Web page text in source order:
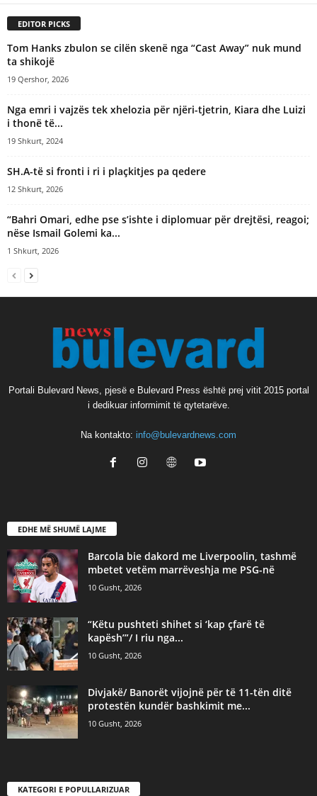
EDITOR PICKS
Tom Hanks zbulon se cilën skenë nga “Cast Away” nuk mund
ta shikojë
19 Qershor, 2026
Nga emri i vajzës tek xhelozia për njëri-tjetrin, Kiara dhe Luizi
i thonë të...
19 Shkurt, 2024
SH.A-të si fronti i ri i plaçkitjes pa qedere
12 Shkurt, 2026
“Bahri Omari, edhe pse s’ishte i diplomuar për drejtësi, reagoi;
nëse Ismail Golemi ka...
1 Shkurt, 2026
Portali Bulevard News, pjesë e Bulevard Press është prej vitit 2015 portal
i dedikuar informimit të qytetarëve.
Na kontakto: info@bulevardnews.com
EDHE MË SHUMË LAJME
Barcola bie dakord me Liverpoolin, tashmë
mbetet vetëm marrëveshja me PSG-në
10 Gusht, 2026
“Këtu pushteti shihet si ‘kap çfarë të
kapësh’”/ I riu nga...
10 Gusht, 2026
Divjakë/ Banorët vijojnë për të 11-tën ditë
protestën kundër bashkimit me...
10 Gusht, 2026
KATEGORI E POPULLARIZUAR